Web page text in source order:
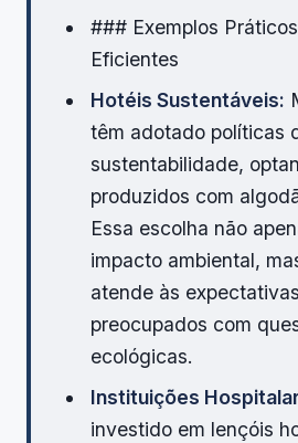
### Exemplos
Eficientes
Hotéis Sustentáveis:
têm adotado políticas
sustentabilidade,
produzidos com
Essa escolha não
impacto ambiental,
atende às
preocupados com
ecológicas.
Instituições
investido em lençóis